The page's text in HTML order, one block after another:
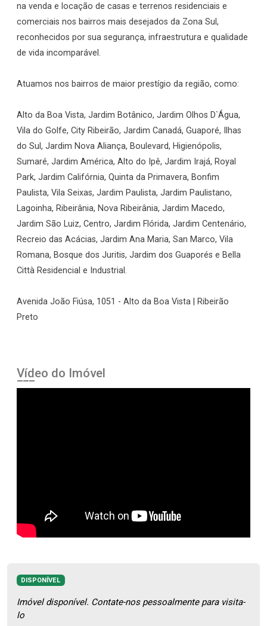
na venda e locação de casas e terrenos residenciais e
comerciais nos bairros mais desejados da Zona Sul,
reconhecidos por sua segurança, infraestrutura e qualidade
de vida incomparável.
Atuamos nos bairros de maior prestígio da região, como:
Alto da Boa Vista, Jardim Botânico, Jardim Olhos D`Água,
Vila do Golfe, City Ribeirão, Jardim Canadá, Guaporé, Ilhas
do Sul, Jardim Nova Aliança, Boulevard, Higienópolis,
Sumaré, Jardim América, Alto do Ipê, Jardim Irajá, Royal
Park, Jardim Califórnia, Quinta da Primavera, Bonfim
Paulista, Vila Seixas, Jardim Paulista, Jardim Paulistano,
Lagoinha, Ribeirânia, Nova Ribeirânia, Jardim Macedo,
Jardim São Luiz, Centro, Jardim Flórida, Jardim Centenário,
Recreio das Acácias, Jardim Ana Maria, San Marco, Vila
Romana, Bosque dos Juritis, Jardim dos Guaporés e Bella
Città Residencial e Industrial.
Avenida João Fiúsa, 1051 - Alto da Boa Vista | Ribeirão
Preto
Vídeo do Imóvel
DISPONÍVEL
Imóvel disponível. Contate-nos pessoalmente para visita-
lo